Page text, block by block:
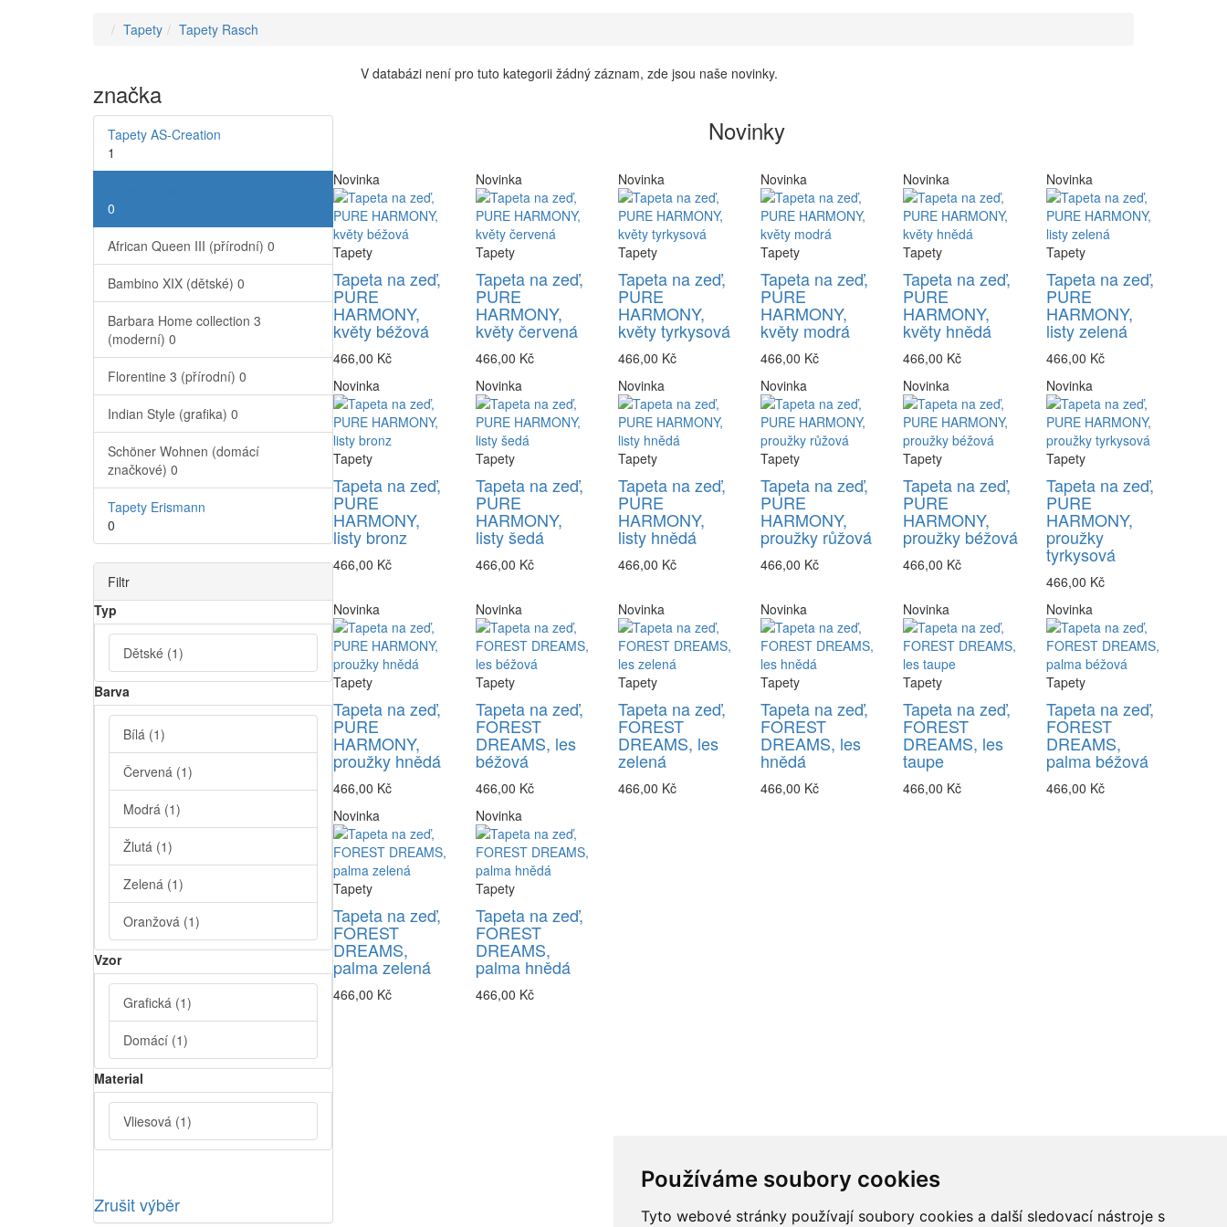
Používáme soubory cookies
Tyto webové stránky používají soubory cookies a další sledovací nástroje s
Tapety Tapety Rasch
značka
Tapety AS-Creation
1
0
African Queen III (přírodní) 0
Bambino XIX (dětské) 0
Barbara Home collection 3
(moderní) 0
Florentine 3 (přírodní) 0
Indian Style (grafika) 0
Schöner Wohnen (domácí
značkové) 0
Tapety Erismann
0
Filtr
Typ
Dětské (1)
Barva
Bílá (1)
Červená (1)
Modrá (1)
Žlutá (1)
Zelená (1)
Oranžová (1)
Vzor
Grafická (1)
Domácí (1)
Material
Vliesová (1)
Zrušit výběr
V databázi není pro tuto kategorii žádný záznam, zde jsou naše novinky.
Novinky
Novinka
Tapety
Tapeta na zeď,
PURE
HARMONY,
květy béžová
466,00 Kč
Novinka
Tapety
Tapeta na zeď,
PURE
HARMONY,
květy červená
466,00 Kč
Novinka
Tapety
Tapeta na zeď,
PURE
HARMONY,
květy tyrkysová
466,00 Kč
Novinka
Tapety
Tapeta na zeď,
PURE
HARMONY,
květy modrá
466,00 Kč
Novinka
Tapety
Tapeta na zeď,
PURE
HARMONY,
květy hnědá
466,00 Kč
Novinka
Tapety
Tapeta na zeď,
PURE
HARMONY,
listy zelená
466,00 Kč
Novinka
Tapety
Tapeta na zeď,
PURE
HARMONY,
listy bronz
466,00 Kč
Novinka
Tapety
Tapeta na zeď,
PURE
HARMONY,
listy šedá
466,00 Kč
Novinka
Tapety
Tapeta na zeď,
PURE
HARMONY,
listy hnědá
466,00 Kč
Novinka
Tapety
Tapeta na zeď,
PURE
HARMONY,
proužky růžová
466,00 Kč
Novinka
Tapety
Tapeta na zeď,
PURE
HARMONY,
proužky béžová
466,00 Kč
Novinka
Tapety
Tapeta na zeď,
PURE
HARMONY,
proužky
tyrkysová
466,00 Kč
Novinka
Tapety
Tapeta na zeď,
PURE
HARMONY,
proužky hnědá
466,00 Kč
Novinka
Tapety
Tapeta na zeď,
FOREST
DREAMS, les
béžová
466,00 Kč
Novinka
Tapety
Tapeta na zeď,
FOREST
DREAMS, les
zelená
466,00 Kč
Novinka
Tapety
Tapeta na zeď,
FOREST
DREAMS, les
hnědá
466,00 Kč
Novinka
Tapety
Tapeta na zeď,
FOREST
DREAMS, les
taupe
466,00 Kč
Novinka
Tapety
Tapeta na zeď,
FOREST
DREAMS,
palma béžová
466,00 Kč
Novinka
Tapety
Tapeta na zeď,
FOREST
DREAMS,
palma zelená
466,00 Kč
Novinka
Tapety
Tapeta na zeď,
FOREST
DREAMS,
palma hnědá
466,00 Kč